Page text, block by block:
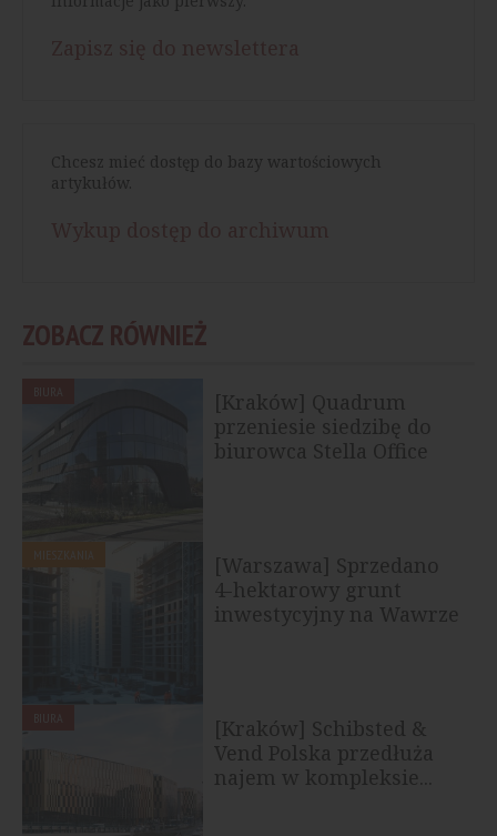
Chcesz mieć dostęp do bazy wartościowych
artykułów.
ZOBACZ RÓWNIEŻ
[Kraków] Quadrum
przeniesie siedzibę do
biurowca Stella Office
[Warszawa] Sprzedano
4-hektarowy grunt
inwestycyjny na Wawrze
[Kraków] Schibsted &
Vend Polska przedłuża
najem w kompleksie...